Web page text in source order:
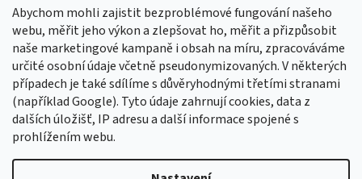
Abychom mohli zajistit bezproblémové fungování našeho
webu, měřit jeho výkon a zlepšovat ho, měřit a přizpůsobit
naše marketingové kampaně i obsah na míru, zpracováváme
určité osobní údaje včetně pseudonymizovaných. V některých
případech je také sdílíme s důvěryhodnými třetími stranami
(například Google). Tyto údaje zahrnují cookies, data z
dalších úložišť, IP adresu a další informace spojené s
prohlížením webu.
Výrobky označené BIO jsou certifikované kontrolní organizací CZ-
BIO-003